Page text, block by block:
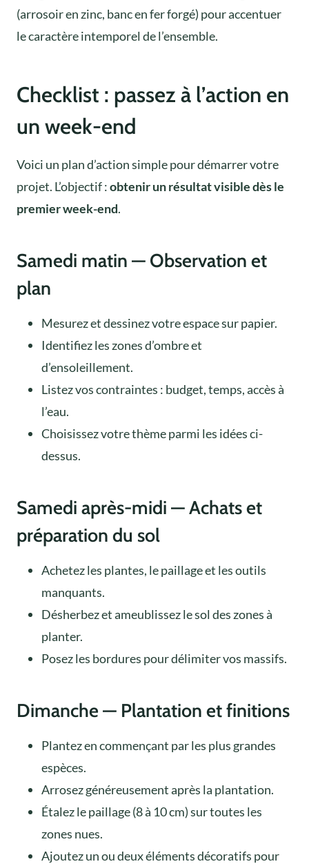
(arrosoir en zinc, banc en fer forgé) pour accentuer
le caractère intemporel de l’ensemble.
Checklist : passez à l’action en
un week-end
Voici un plan d’action simple pour démarrer votre
projet. L’objectif :obtenir un résultat visible dès le
premier week-end.
Samedi matin — Observation et
plan
Mesurez et dessinez votre espace sur papier.
Identifiez les zones d’ombre et
d’ensoleillement.
Listez vos contraintes : budget, temps, accès à
l’eau.
Choisissez votre thème parmi les idées ci-
dessus.
Samedi après-midi — Achats et
préparation du sol
Achetez les plantes, le paillage et les outils
manquants.
Désherbez et ameublissez le sol des zones à
planter.
Posez les bordures pour délimiter vos massifs.
Dimanche — Plantation et finitions
Plantez en commençant par les plus grandes
espèces.
Arrosez généreusement après la plantation.
Étalez le paillage (8 à 10 cm) sur toutes les
zones nues.
Ajoutez un ou deux éléments décoratifs pour